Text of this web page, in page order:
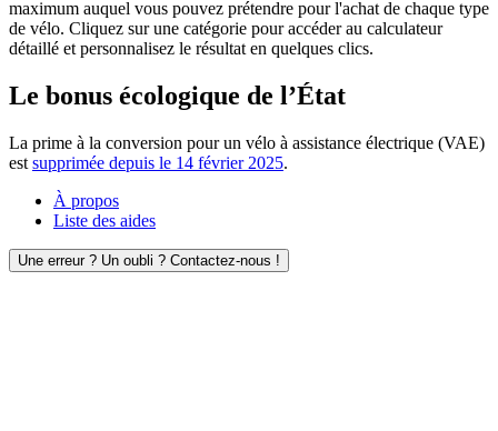
maximum auquel vous pouvez prétendre pour l'achat de chaque type
de vélo. Cliquez sur une catégorie pour accéder au calculateur
détaillé et personnalisez le résultat en quelques clics.
Le bonus écologique de l’État
La prime à la conversion pour un vélo à assistance électrique (VAE)
est supprimée depuis le 14 février 2025.
À propos
Liste des aides
Une erreur ? Un oubli ? Contactez-nous !